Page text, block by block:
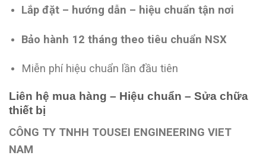
Lắp đặt – hướng dẫn – hiệu chuẩn tận nơi
Bảo hành 12 tháng theo tiêu chuẩn NSX
Miễn phí hiệu chuẩn lần đầu tiên
Liên hệ mua hàng – Hiệu chuẩn – Sửa chữa
thiết bị
CÔNG TY TNHH TOUSEI ENGINEERING VIET
NAM